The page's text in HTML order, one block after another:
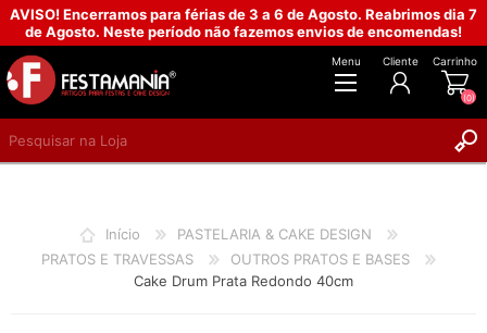
AVISO! Encerramos para férias de 3 a 6 de Agosto. Reabrimos dia 7
de Agosto. Neste período não fazemos envios de encomendas!
Menu Cliente Carrinho
(0)
Início
PASTELARIA & CAKE DESIGN
PRATOS E TRAVESSAS
OUTROS PRATOS E BASES
Cake Drum Prata Redondo 40cm